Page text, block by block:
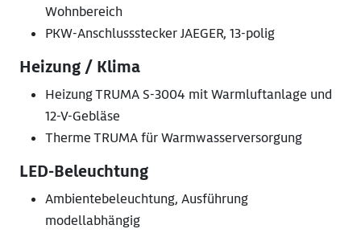
Wohnbereich
PKW-Anschlussstecker JAEGER, 13-polig
Heizung / Klima
Heizung TRUMA S-3004 mit Warmluftanlage und
12-V-Gebläse
Therme TRUMA für Warmwasserversorgung
LED-Beleuchtung
Ambientebeleuchtung, Ausführung
modellabhängig